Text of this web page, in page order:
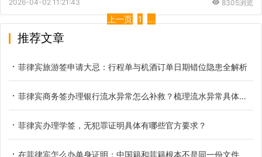
2026-04-02 11:21:43 8305浏览
上一页 1 ...
推荐文章
菲律宾旅游签申请大忌：行程单与机酒订单日期错位隐患全解析
菲律宾商务签办理银行流水异常怎么补救？梳理流水异常具体类型
菲律宾办理学签，无犯罪证明具体有哪些官方要求？
在菲律宾怎么办单身证明：中国籍和菲籍根本不是同一份文件